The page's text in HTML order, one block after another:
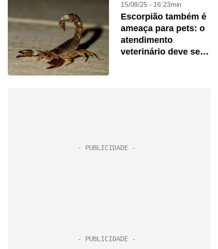
15/08/25 - 16:23min
Escorpião também é
ameaça para pets: o
atendimento
veterinário deve ser